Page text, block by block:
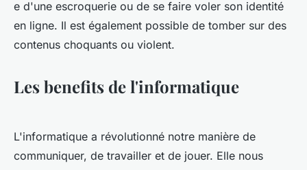
e d'une escroquerie ou de se faire voler son identité
en ligne. Il est également possible de tomber sur des
contenus choquants ou violent.
Les benefits de l'informatique
L'informatique a révolutionné notre manière de
communiquer, de travailler et de jouer. Elle nous